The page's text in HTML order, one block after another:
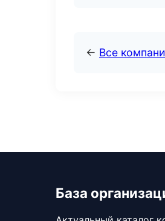
← Все
База